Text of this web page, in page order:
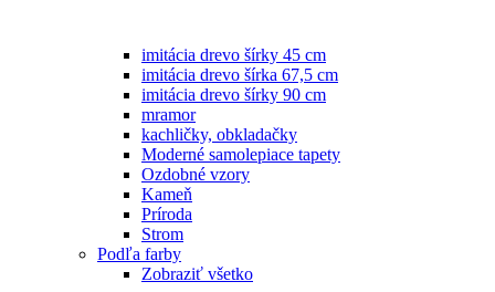
imitácia drevo šírky 45 cm
imitácia drevo šírka 67,5 cm
imitácia drevo šírky 90 cm
mramor
kachličky, obkladačky
Moderné samolepiace tapety
Ozdobné vzory
Kameň
Príroda
Strom
Podľa farby
Zobraziť všetko